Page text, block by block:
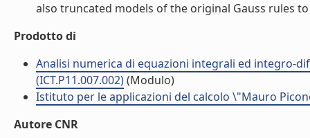
also truncated models of the original Gauss rules
Prodotto di
Analisi numerica di equazioni integrali ed integro-
(ICT.P11.007.002)(Modulo)
Istituto per le applicazioni del calcolo \"Mauro
Autore CNR